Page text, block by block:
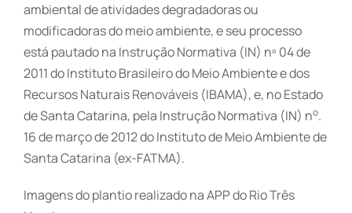
ambiental de atividades degradadoras ou
modificadoras do meio ambiente, e seu processo
está pautado na Instrução Normativa (IN) nº 04 de
2011 do Instituto Brasileiro do Meio Ambiente e dos
Recursos Naturais Renováveis (IBAMA), e, no Estado
de Santa Catarina, pela Instrução Normativa (IN) no.
16 de março de 2012 do Instituto de Meio Ambiente de
Santa Catarina (ex-FATMA).
Imagens do plantio realizado na APP do Rio Três